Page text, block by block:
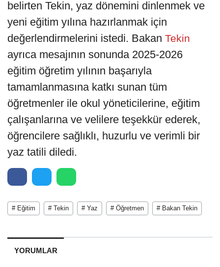
belirten Tekin, yaz dönemini dinlenmek ve
yeni eğitim yılına hazırlanmak için
değerlendirmelerini istedi. Bakan Tekin
ayrıca mesajının sonunda 2025-2026
eğitim öğretim yılının başarıyla
tamamlanmasına katkı sunan tüm
öğretmenler ile okul yöneticilerine, eğitim
çalışanlarına ve velilere teşekkür ederek,
öğrencilere sağlıklı, huzurlu ve verimli bir
yaz tatili diledi.
# Eğitim # Tekin # Yaz # Öğretmen # Bakan Tekin
YORUMLAR